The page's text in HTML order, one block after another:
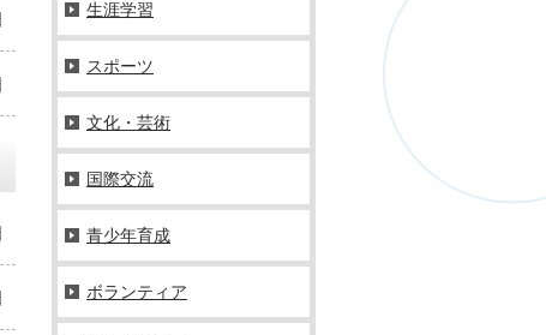
生涯学習
スポーツ
文化・芸術
国際交流
青少年育成
ボランティア